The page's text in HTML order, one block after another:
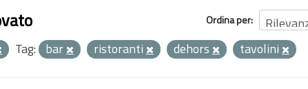
Ordina per
Tag: bar ristoranti dehors tavolini